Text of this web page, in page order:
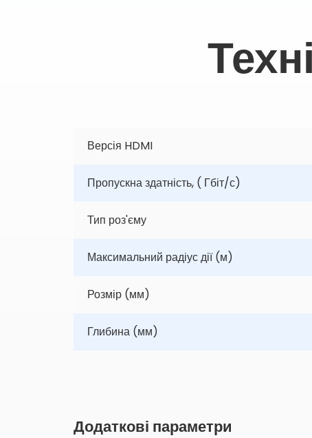
Версія HDMI
Пропускна здатність, ( Гбіт/с)
Тип роз'єму
Максимальний радіус дії (м)
Розмір (мм)
Глибина (мм)
Додаткові параметри